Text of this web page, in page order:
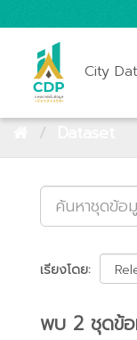
City
เรียงโดย
พบ 2 ชุดข้